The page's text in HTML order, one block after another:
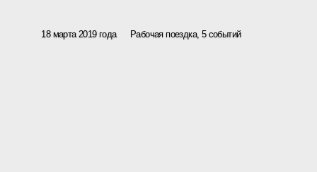
18 марта 2019 года Рабочая поездка, 5 событий